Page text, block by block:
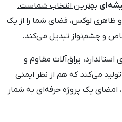
بهترین انتخاب شماست.
ظاهری لوکس، فضای شما را از یک
و چشم‌نواز تبدیل می‌کند.
یراق‌آلات مقاوم و
می‌کند که هم از نظر ایمنی
امضای یک پروژه حرفه‌ای به شمار